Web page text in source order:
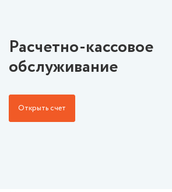
Расчетно-кассовое
обслуживание
Открыть счет